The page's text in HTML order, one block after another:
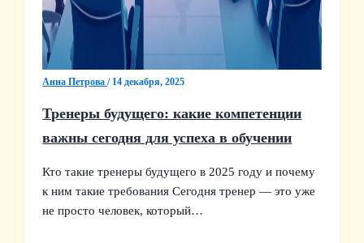
Анна Петрова/ 14 декабря, 2025
Тренеры будущего: какие компетенции
важны сегодня для успеха в обучении
Кто такие тренеры будущего в 2025 году и почему
к ним такие требования Сегодня тренер — это уже
не просто человек, который…